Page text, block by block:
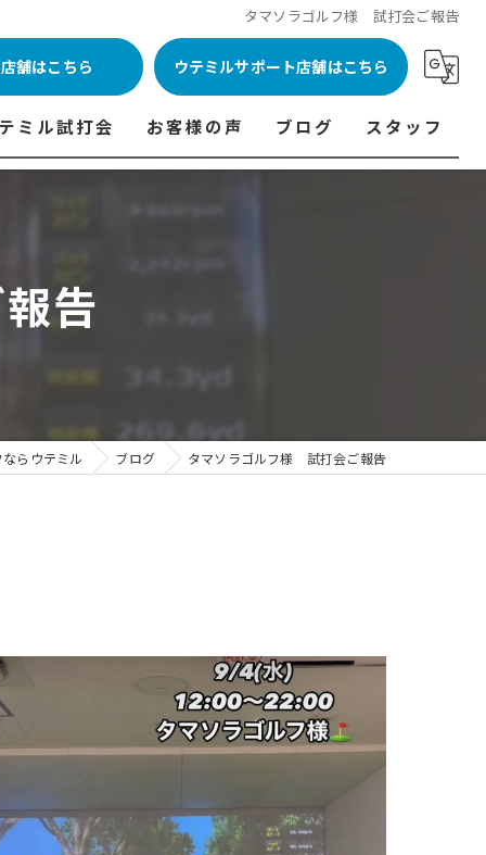
タマソラゴルフ様 試打会ご報告
舗はこちら ウテミルサポート店舗はこちら
フ 料金表
ョンゴルフ Caddy 料金表
ミル試打会
ッテイング・試打会 商品ラインナップ一覧
会開催受付
お客様の声 ブログ スタッフ
告
らウテミル ブログ タマソラゴルフ様 試打会ご報告